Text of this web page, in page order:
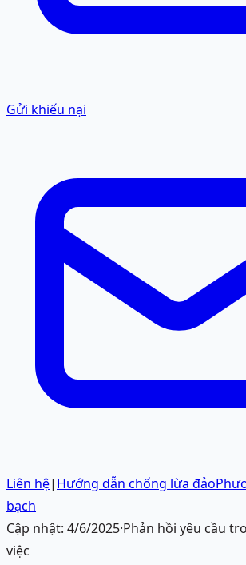
Gửi khiếu nại
Liên hệ| Hướng dẫn chống lừa đảo
bạch
Cập nhật: 4/6/2025·Phản hồi yêu cầu
việc